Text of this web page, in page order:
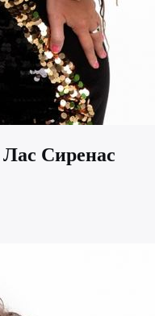
Лас Сиренас